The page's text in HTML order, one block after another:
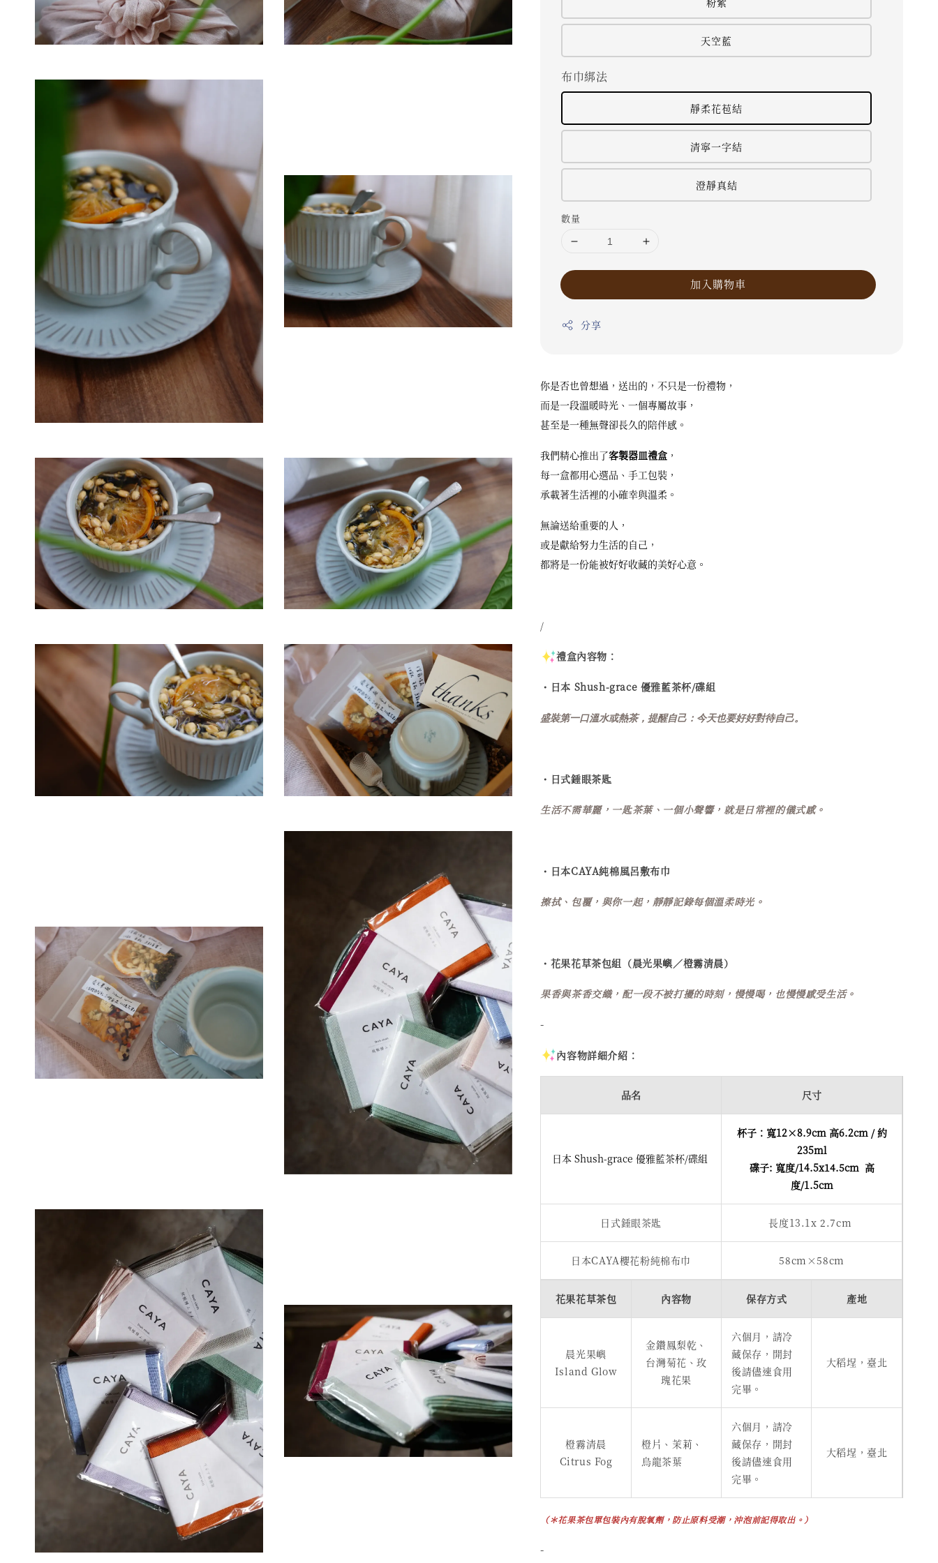
天空藍
布巾綁法
靜柔花苞結
清寧一字結
澄靜真結
數量
加入購物車
分享
你是否也曾想過，送出的，不只是一份禮物，
而是一段溫暖時光、一個專屬故事，
甚至是一種無聲卻長久的陪伴感。
我們精心推出了客製器皿禮盒 ，
每一盒都用心選品、手工包裝，
承載著生活裡的小確幸與溫柔。
無論送給重要的人，
或是獻給努力生活的自己，
都將是一份能被好好收藏的美好心意。
/
禮盒內容物：
・ 日本 Shush-grace 優雅藍茶杯/碟組
盛裝第一口溫水或熱茶，提醒自己：今天也要好好對待自己。
・日式錘眼茶匙
生活不需華麗，一匙茶葉、一個小聲響，就是日常裡的儀式感。
・日本CAYA純棉風呂敷布巾
擦拭、包覆，與你一起，靜靜記錄每個溫柔時光。
・花果花草茶包組（晨光果嶼／橙霧清晨）
果香與茶香交織，配一段不被打擾的時刻，慢慢喝，也慢慢感受生活。
-
內容物詳細介紹：
品名 尺寸
日本 Shush-grace 優雅藍茶杯/碟組
杯子：寬12×8.9cm 高6.2cm / 約
235ml
碟子: 寬度/14.5x14.5cm  高
度/1.5cm
日式錘眼茶匙 長度13.1x 2.7cm
日本CAYA櫻花粉純棉布巾 58cm×58cm
花果花草茶包 內容物 保存方式 產地
晨光果嶼
Island Glow
金鑽鳳梨乾、
台灣菊花、玫
瑰花果
六個月，請冷
藏保存，開封
後請儘速食用
完畢。
大稻埕，臺北
橙霧清晨
Citrus Fog
橙片、茉莉、
烏龍茶葉
六個月，請冷
藏保存，開封
後請儘速食用
完畢。
大稻埕，臺北
（＊花果茶包單包裝內有脫氧劑，防止原料受潮，沖泡前記得取出。）
-